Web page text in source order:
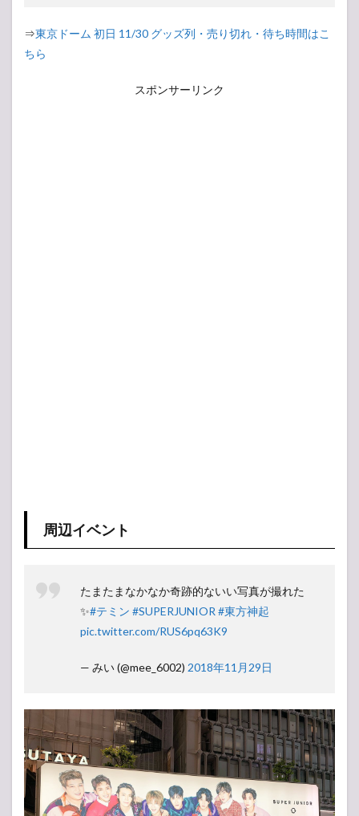
⇒東京ドーム 初日 11/30 グッズ列・売り切れ・待ち時間はこ
ちら
スポンサーリンク
周辺イベント
たまたまなかなか奇跡的ないい写真が撮れた
✨#テミン #SUPERJUNIOR #東方神起
pic.twitter.com/RUS6pq63K9
— みい (@mee_6002) 2018年11月29日